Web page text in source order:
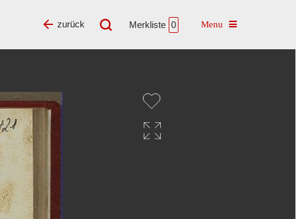
Merkliste 0 Toggle navigation
zurück